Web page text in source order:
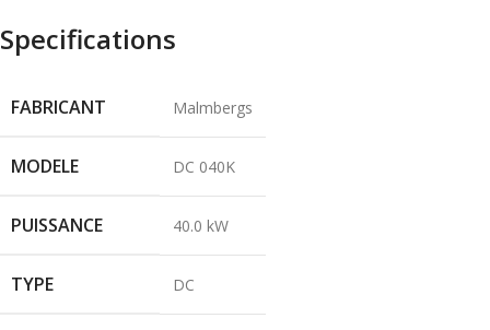
Specifications
FABRICANT Malmbergs
MODELE DC 040K
PUISSANCE 40.0 kW
TYPE DC